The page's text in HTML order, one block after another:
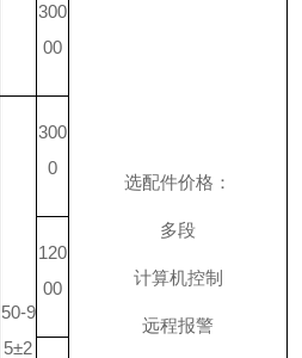
选配件价格：
多段
计算机控制
远程报警
300
00
50-9
5±2
300
0
120
00